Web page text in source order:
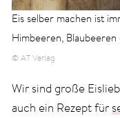
Eis selber machen ist
Himbeeren,
© AT Verlag
Wir sind große
auch ein Rezept für